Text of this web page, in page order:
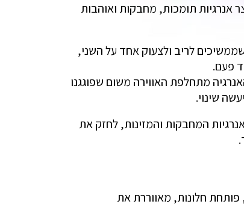
אנרגיות תומכות, מחבקות ואוהבות
לריב ולצעוק אחד על השני,
פעם.
מתחלפת האווירה משום שפוגגנו
שינוי.
המחבקות והמזינות, לחזק את
חלונות, מאווררת את